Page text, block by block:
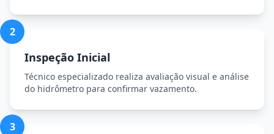
2
Inspeção Inicial
Técnico especializado realiza avaliação visual e análise
do hidrômetro para confirmar vazamento.
3